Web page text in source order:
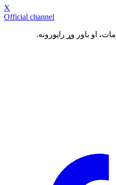
X
Official channel
او باور وړ راپورونه.